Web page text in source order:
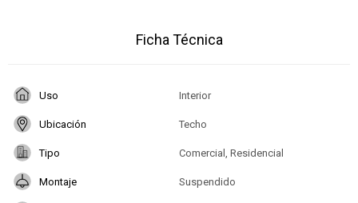
Ficha Técnica
Uso Interior
Ubicación Techo
Tipo Comercial, Residencial
Montaje Suspendido